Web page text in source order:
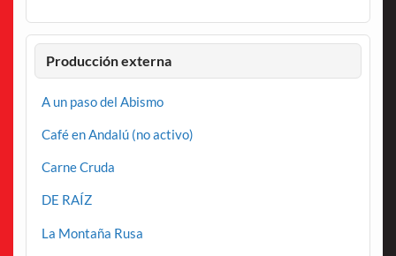
Producción externa
A un paso del Abismo
Café en Andalú (no activo)
Carne Cruda
DE RAÍZ
La Montaña Rusa